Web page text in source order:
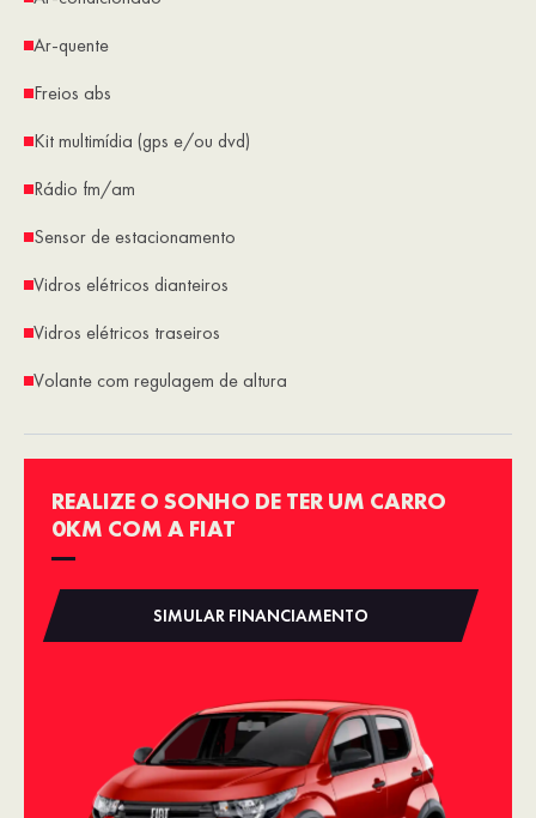
Ar-quente
Freios abs
Kit multimídia (gps e/ou dvd)
Rádio fm/am
Sensor de estacionamento
Vidros elétricos dianteiros
Vidros elétricos traseiros
Volante com regulagem de altura
REALIZE O SONHO DE TER UM CARRO
0KM COM A FIAT
SIMULAR FINANCIAMENTO